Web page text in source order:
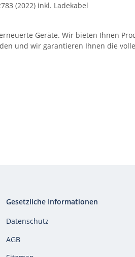
(2022) inkl. Ladekabel
Geräte. Wir bieten Ihnen
und wir garantieren Ihnen die
Gesetzliche Informationen
Datenschutz
AGB